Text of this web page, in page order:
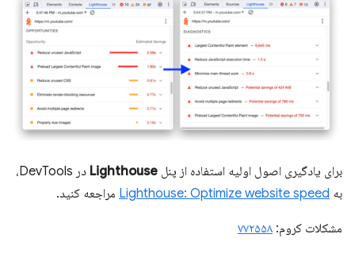
برای یادگیری اصول اولیه استفاده از پنل Lighthouse
در DevTools،
به Lighthouse: Optimize website speed مراجعه کنید.
مشکلات کروم: ۷۷۲۵۵۸